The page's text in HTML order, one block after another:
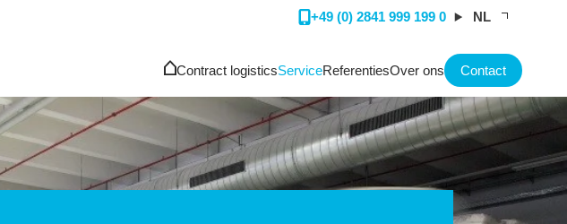
+49 (0) 2841 999 199 0 NL
Contract logisticsServiceReferentiesOver ons Contact